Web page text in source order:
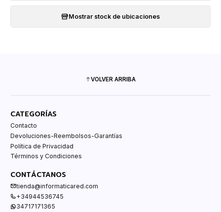
Mostrar stock de ubicaciones
VOLVER ARRIBA
CATEGORÍAS
Contacto
Devoluciones-Reembolsos-Garantías
Política de Privacidad
Términos y Condiciones
CONTÁCTANOS
tienda@informaticared.com
+34944536745
34717171365